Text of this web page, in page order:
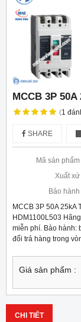
MCCB 3P
(1
SHARE
Mã sản phẩm
Xuất xứ
Bảo hành
MCCB 3P 50A 25kA
HDM1100L503
miễn phí. Bảo hành:
đổi trả hàng trong
Giá sản phẩm :
CHI TIẾT